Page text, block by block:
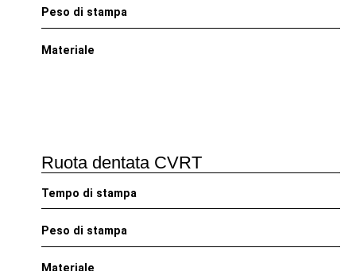
Peso di stampa
Materiale
Ruota dentata CVRT
Tempo di stampa
Peso di stampa
Materiale